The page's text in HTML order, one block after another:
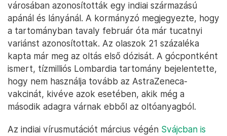
városában azonosították egy indiai származású
apánál és lányánál. A kormányzó megjegyezte, hogy
a tartományban tavaly február óta már tucatnyi
variánst azonosítottak. Az olaszok 21 százaléka
kapta már meg az oltás első dózisát. A gócpontként
ismert, tízmilliós Lombardia tartomány bejelentette,
hogy nem használja tovább az AstraZeneca-
vakcinát, kivéve azok esetében, akik még a
második adagra várnak ebből az oltóanyagból.
Az indiai vírusmutációt március végén Svájcban is